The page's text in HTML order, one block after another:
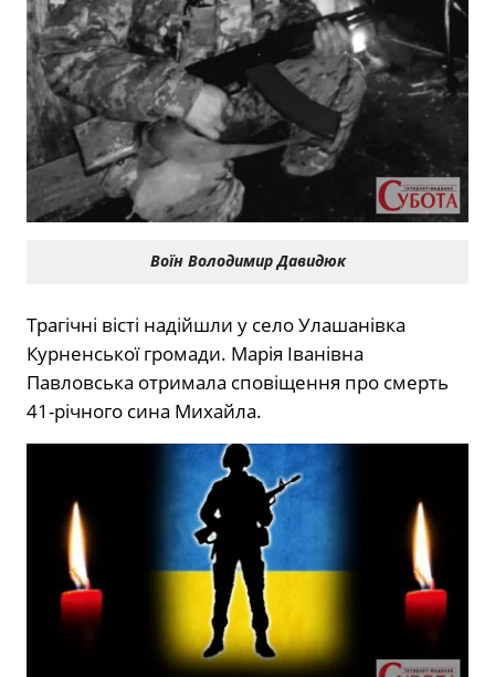
Воїн Володимир Давидюк
Трагічні вісті надійшли у село Улашанівка
Курненської громади. Марія Іванівна
Павловська отримала сповіщення про смерть
41-річного сина Михайла.